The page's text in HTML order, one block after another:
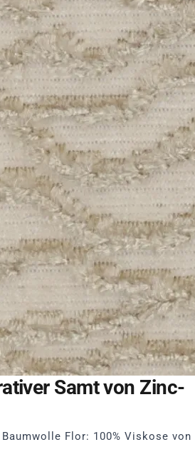
Samt von Zinc-
Flor: 100% Viskose von